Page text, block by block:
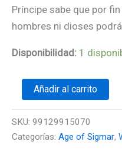
Príncipe sabe que por
hombres ni dioses
Disponibilidad: 1
Añadir al carrito
SKU: 99129915070
Categorías: Age of Sigmar,